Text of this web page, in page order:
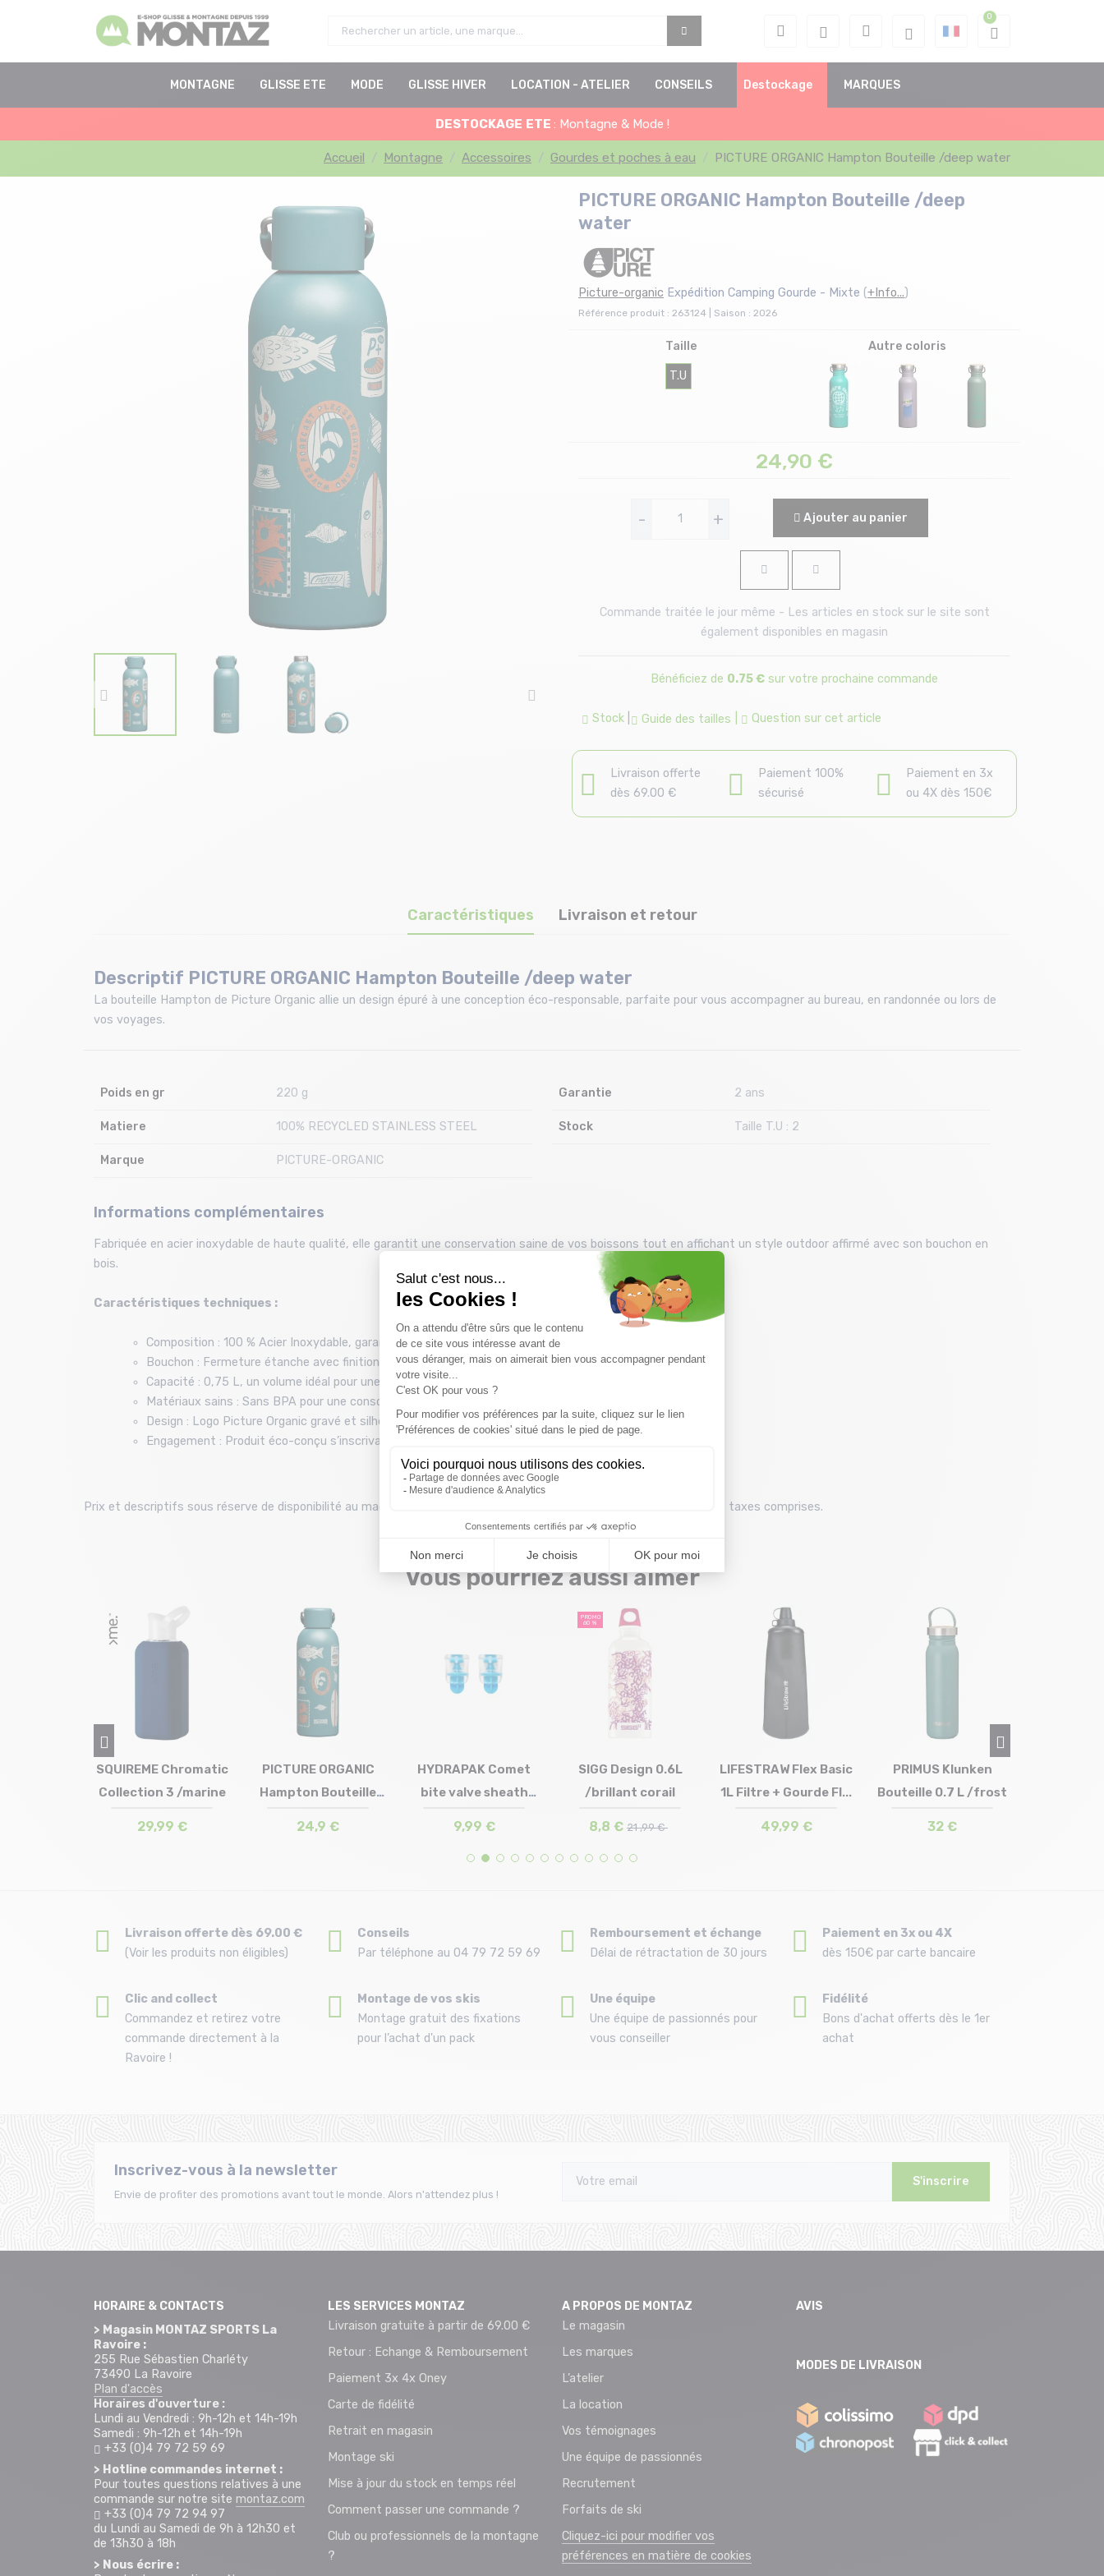
MONTAGNE GLISSE ETE MODE GLISSE HIVER LOCATION - ATELIER CONSEILS Destockage MARQUES
DESTOCKAGE ETE : Montagne & Mode !
Accueil Montagne Accessoires Gourdes et poches à eau PICTURE ORGANIC Hampton Bouteille /deep water
PICTURE ORGANIC Hampton Bouteille /deep
water
Picture-organic Expédition Camping Gourde - Mixte (+Info...)
Référence produit : 263124 | Saison : 2026
Taille
T.U
Autre coloris
24,90 €
- + Ajouter au panier
Commande traitée le jour même - Les articles en stock sur le site sont
également disponibles en magasin
Bénéficiez de 0.75 € sur votre prochaine commande
Stock Guide des tailles Question sur cet article
Livraison offerte
dès 69.00 €
Paiement 100%
sécurisé
Paiement en 3x
ou 4X dès 150€
Caractéristiques Livraison et retour
Descriptif PICTURE ORGANIC Hampton Bouteille /deep water
La bouteille Hampton de Picture Organic allie un design épuré à une conception éco-responsable, parfaite pour vous accompagner au bureau, en randonnée ou lors de
vos voyages.
Poids en gr 220 g
Matiere 100% RECYCLED STAINLESS STEEL
Marque PICTURE-ORGANIC
Garantie 2 ans
Stock Taille T.U : 2
Informations complémentaires
Fabriquée en acier inoxydable de haute qualité, elle garantit une conservation saine de vos boissons tout en affichant un style outdoor affirmé avec son bouchon en
bois.
Caractéristiques techniques :
Composition : 100 % Acier Inoxydable, garantissant une durabilité extrême.
Bouchon : Fermeture étanche avec finition en bois naturel et anse de transport intégrée.
Capacité : 0,75 L, un volume idéal pour une utilisation quotidienne polyvalente.
Matériaux sains : Sans BPA pour une consommation sûre et sans transfert de goût.
Design : Logo Picture Organic gravé et silhouette ergonomique pour une bonne prise en main.
Engagement : Produit éco-conçu s’inscrivant dans une démarche de réduction des déchets plastiques.
Prix et descriptifs sous réserve de disponibilité au magasin Montaz , La Ravoire. Les tarifs du catalogue sont toutes taxes comprises.
Vous pourriez aussi aimer
Taille en stock
SQUIREME Chromatic
Collection 3 /marine
29,99 €
Taille en stock
PICTURE ORGANIC
Hampton Bouteille
24,9 €
Taille en stock
HYDRAPAK Comet
bite valve sheath
9,99 €
PROMO
60 %
Taille en stock
SIGG Design 0.6L
/brillant corail
8,8 € 21 ,99 €
Taille en stock
LIFESTRAW Flex Basic
1L Filtre + Gourde Fl...
49,99 €
Taille en stock
PRIMUS Klunken
Bouteille 0.7 L /frost
32 €
Livraison offerte dès 69.00 €
(Voir les produits non éligibles)
Conseils
Par téléphone au 04 79 72 59 69
Remboursement et échange
Délai de rétractation de 30 jours
Paiement en 3x ou 4X
dès 150€ par carte bancaire
Clic and collect
Commandez et retirez votre
commande directement à la
Ravoire !
Montage de vos skis
Montage gratuit des fixations
pour l’achat d'un pack
Une équipe
Une équipe de passionnés pour
vous conseiller
Fidélité
Bons d'achat offerts dès le 1er
achat
Inscrivez-vous à la newsletter
Envie de profiter des promotions avant tout le monde. Alors n'attendez plus !
S'inscrire
HORAIRE & CONTACTS
> Magasin MONTAZ SPORTS La
Ravoire :
255 Rue Sébastien Charléty
73490 La Ravoire
Plan d'accès
Horaires d'ouverture :
Lundi au Vendredi : 9h-12h et 14h-19h
Samedi : 9h-12h et 14h-19h
+33 (0)4 79 72 59 69
> Hotline commandes internet :
Pour toutes questions relatives à une
commande sur notre site montaz.com
+33 (0)4 79 72 94 97
du Lundi au Samedi de 9h à 12h30 et
de 13h30 à 18h
> Nous écrire :
LES SERVICES MONTAZ
Livraison gratuite à partir de 69.00 €
Retour : Echange & Remboursement
Paiement 3x 4x Oney
Carte de fidélité
Retrait en magasin
Montage ski
Mise à jour du stock en temps réel
Comment passer une commande ?
Club ou professionnels de la montagne
?
A PROPOS DE MONTAZ
Le magasin
Les marques
L’atelier
La location
Vos témoignages
Une équipe de passionnés
Recrutement
Forfaits de ski
Cliquez-ici pour modifier vos
préférences en matière de cookies
AVIS
MODES DE LIVRAISON